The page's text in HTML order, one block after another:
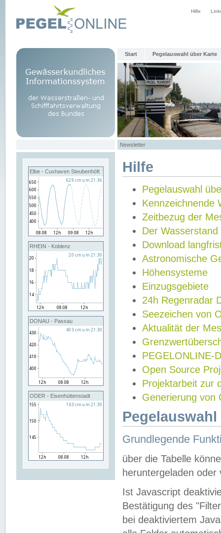
Hilfe
Start Pegelauswahl über Karte
Newsletter
Elbe - Cuxhaven Steubenhöft
RHEIN - Koblenz
DONAU - Passau
ODER - Eisenhüttenstadt
Hilfe
Pegelauswahl
Kennzeichnende
Zeitbezug der
Der Wasserstand
Download
Astronomische
Höhensysteme
Einzugsgebiete
24h Regenradar
Seezeichen von
Aktualität der
PEGELONLINE-
Open Source
Projektarbeit zur
Generierung von
Grundlegende
über die Tabelle
heruntergeladen oder
Ist Javascript
Bestätigung des
bei deaktiviertem